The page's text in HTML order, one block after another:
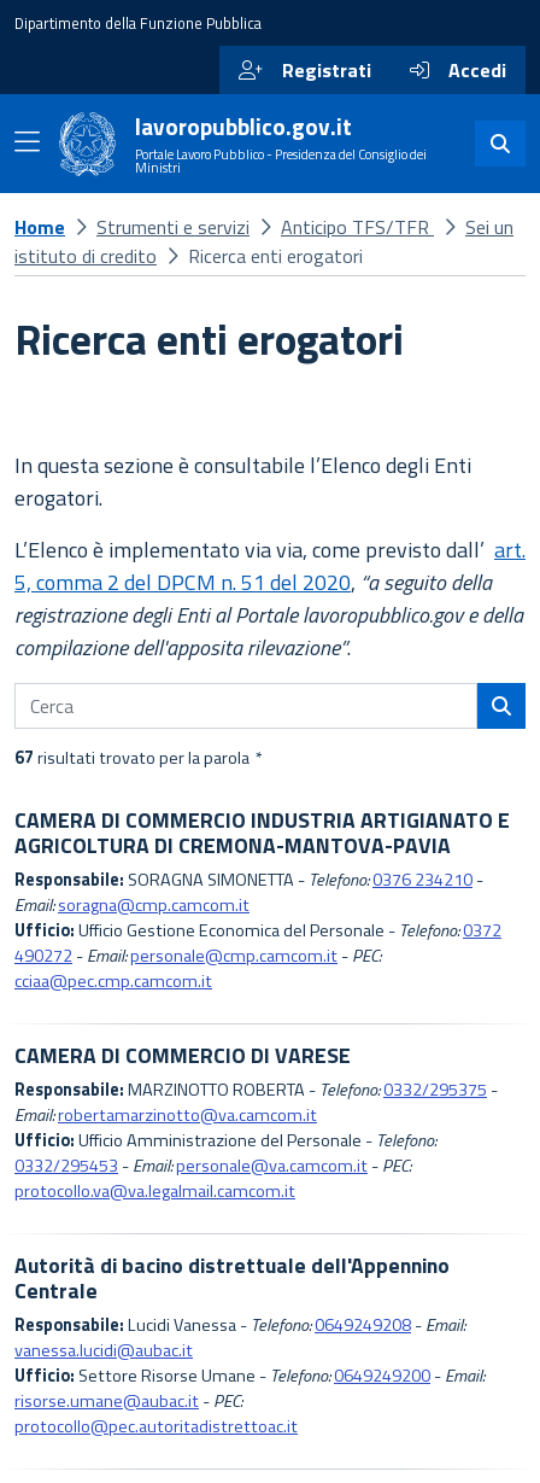
Dipartimento della Funzione Pubblica
Registrati Accedi
lavoropubblico.gov.it
Portale Lavoro Pubblico - Presidenza del Consiglio dei
Ministri
Home Strumenti e servizi Anticipo TFS/TFR
Sei un
istituto di credito
Ricerca enti erogatori
Ricerca enti erogatori
In questa sezione è consultabile l’Elenco degli Enti
erogatori.
L’Elenco è implementato via via, come previsto dall’ art.
5, comma 2 del DPCM n. 51 del 2020, “a seguito della
registrazione degli Enti al Portale lavoropubblico.gov e della
compilazione dell'apposita rilevazione”.
67risultati trovato per la parola *
CAMERA DI COMMERCIO INDUSTRIA ARTIGIANATO E
AGRICOLTURA DI CREMONA-MANTOVA-PAVIA
Responsabile: SORAGNA SIMONETTA - Telefono:0376 234210-
Email:soragna@cmp.camcom.it
Ufficio:Ufficio Gestione Economica del Personale - Telefono:0372
490272-Email:personale@cmp.camcom.it-PEC:
cciaa@pec.cmp.camcom.it
CAMERA DI COMMERCIO DI VARESE
Responsabile:MARZINOTTO ROBERTA - Telefono:0332/295375 -
Email:robertamarzinotto@va.camcom.it
Ufficio:Ufficio Amministrazione del Personale - Telefono:
0332/295453 -Email:personale@va.camcom.it-PEC:
protocollo.va@va.legalmail.camcom.it
Autorità di bacino distrettuale dell'Appennino
Centrale
Responsabile:Lucidi Vanessa - Telefono:0649249208-Email:
vanessa.lucidi@aubac.it
Ufficio: Settore Risorse Umane - Telefono:0649249200-Email:
risorse.umane@aubac.it-PEC:
protocollo@pec.autoritadistrettoac.it